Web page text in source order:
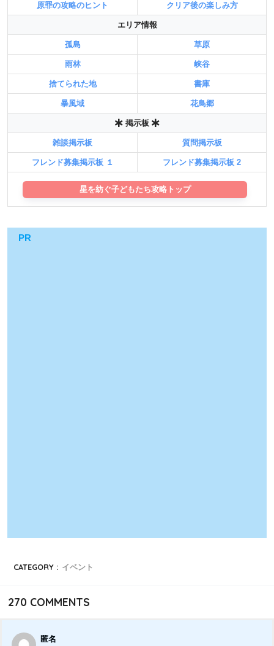
原罪の攻略のヒント クリア後の楽しみ方
エリア情報
孤島 草原
雨林 峡谷
捨てられた地 書庫
暴風域 花鳥郷
掲示板
雑談掲示板 質問掲示板
フレンド募集掲示板 １ フレンド募集掲示板 2
星を紡ぐ子どもたち攻略トップ
PR
CATEGORY : イベント
270 COMMENTS
匿名